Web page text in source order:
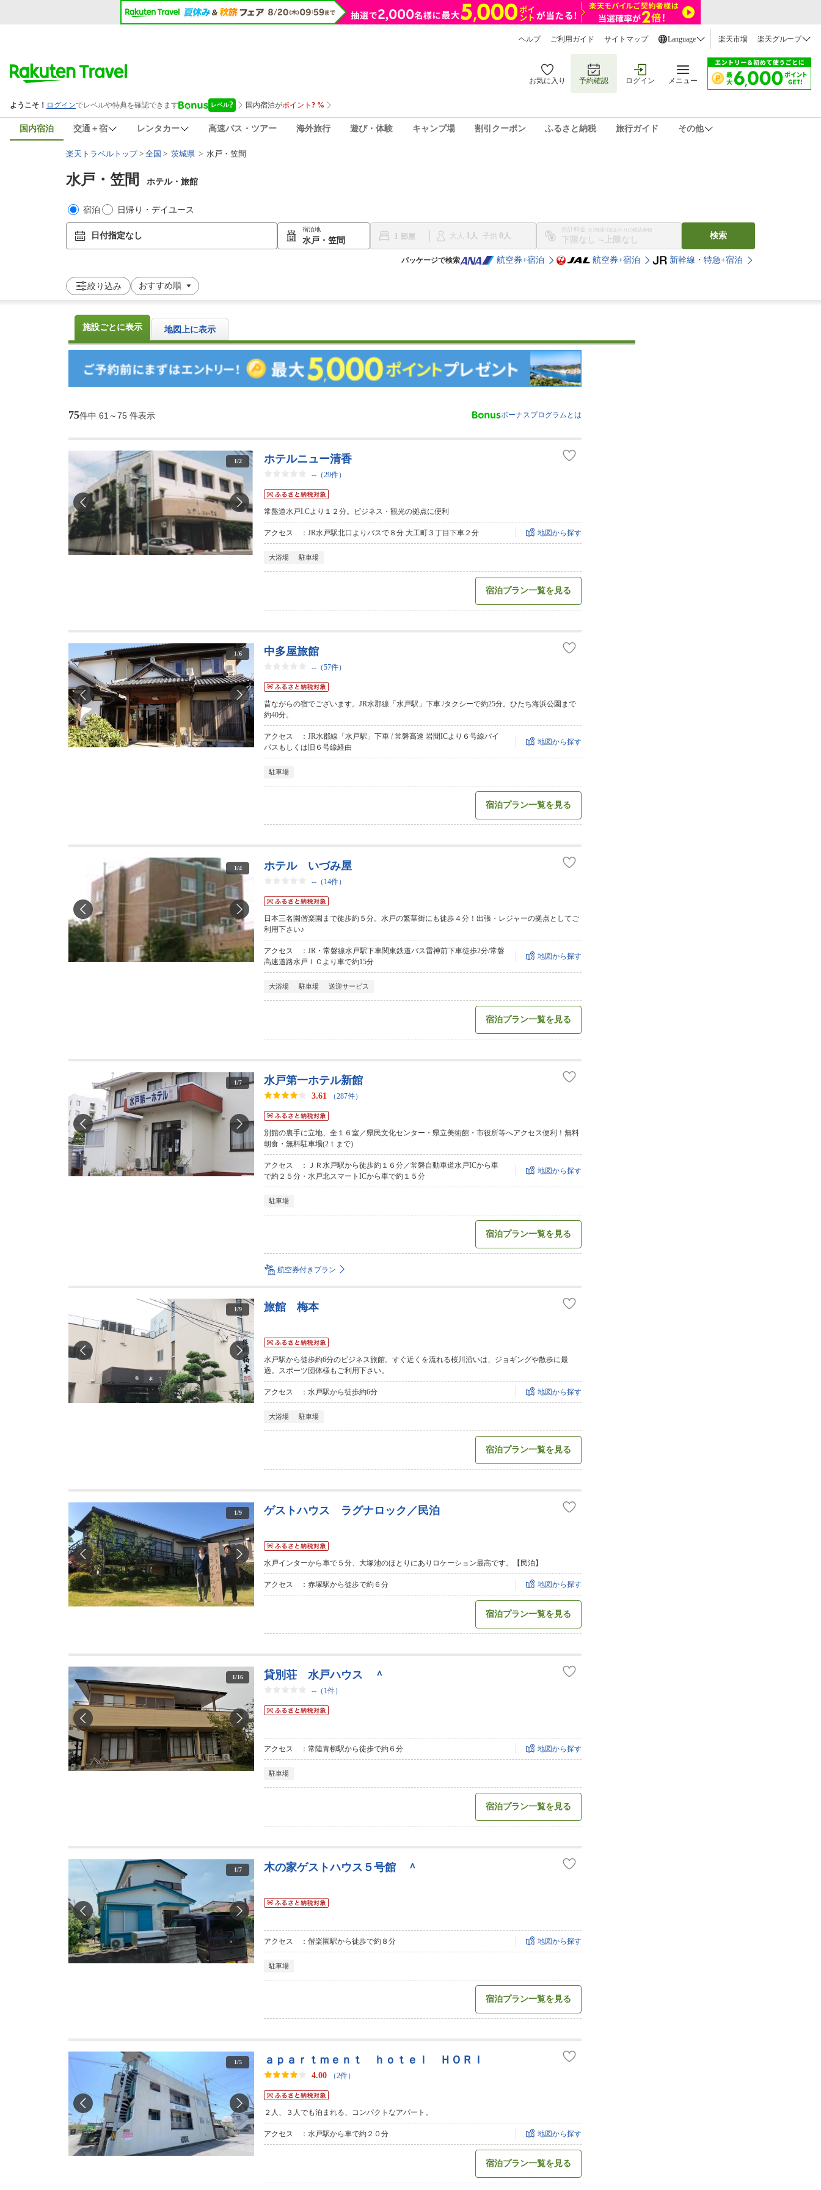
ヘルプ ご利用ガイド サイトマップ Language 楽天市場 楽天グループ
お気に入り 予約確認 ログイン メニュー
国内宿泊 交通＋宿 レンタカー 高速バス・ツアー 海外旅行 遊び・体験 キャンプ場 割引クーポン ふるさと納税 旅行ガイド その他
楽天トラベルトップ > 全国 > 茨城県 > 水戸・笠間
水戸・笠間 ホテル・旅館
宿泊 日帰り・デイユース
日付指定なし
宿泊地
水戸・笠間 1 大人 1 子供 0
合計料金 ※1部屋/1泊あたりの税込金額
〜
検索
パッケージで検索 航空券+宿泊 航空券+宿泊 新幹線・特急+宿泊
絞り込み
施設ごとに表示 地図上に表示
75件中 61～75 件表示 ボーナスプログラムとは
1/2 ホテルニュー清香
-- （29件）
常盤道水戸I.Cより１２分。ビジネス・観光の拠点に便利
アクセス ：JR水戸駅北口よりバスで８分 大工町３丁目下車２分 地図から探す
大浴場 駐車場
宿泊プラン一覧を見る
1/6 中多屋旅館
-- （57件）
昔ながらの宿でございます。JR水郡線「水戸駅」下車 /タクシーで約25分。ひたち海浜公園まで
約40分。
アクセス ：JR水郡線「水戸駅」下車 / 常磐高速 岩間ICより６号線バイ
パスもしくは旧６号線経由
地図から探す
駐車場
宿泊プラン一覧を見る
1/4 ホテル いづみ屋
-- （14件）
日本三名園偕楽園まで徒歩約５分。水戸の繁華街にも徒歩４分！出張・レジャーの拠点としてご
利用下さい♪
アクセス ：JR・常磐線水戸駅下車関東鉄道バス雷神前下車徒歩2分/常磐
高速道路水戸ＩＣより車で約15分
地図から探す
大浴場 駐車場 送迎サービス
宿泊プラン一覧を見る
1/7 水戸第一ホテル新館
3.61 （287件）
別館の裏手に立地、全１６室／県民文化センター・県立美術館・市役所等へアクセス便利！無料
朝食・無料駐車場(2ｔまで)
アクセス ：ＪＲ水戸駅から徒歩約１６分／常磐自動車道水戸ICから車
で約２５分・水戸北スマートICから車で約１５分
地図から探す
駐車場
宿泊プラン一覧を見る
航空券付きプラン
1/9 旅館 梅本
水戸駅から徒歩約6分のビジネス旅館。すぐ近くを流れる桜川沿いは、ジョギングや散歩に最
適。スポーツ団体様もご利用下さい。
アクセス ：水戸駅から徒歩約6分 地図から探す
大浴場 駐車場
宿泊プラン一覧を見る
1/9 ゲストハウス ラグナロック／民泊
水戸インターから車で５分、大塚池のほとりにありロケーション最高です。【民泊】
アクセス ：赤塚駅から徒歩で約６分 地図から探す
宿泊プラン一覧を見る
1/16 貸別荘 水戸ハウス ＾
-- （1件）
アクセス ：常陸青柳駅から徒歩で約６分 地図から探す
駐車場
宿泊プラン一覧を見る
1/7 木の家ゲストハウス５号館 ＾
アクセス ：偕楽園駅から徒歩で約８分 地図から探す
駐車場
宿泊プラン一覧を見る
1/5 ａｐａｒｔｍｅｎｔ ｈｏｔｅｌ ＨＯＲＩ
4.00 （2件）
２人、３人でも泊まれる、コンパクトなアパート。
アクセス ：水戸駅から車で約２０分 地図から探す
宿泊プラン一覧を見る